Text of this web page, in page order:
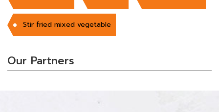
Stir fried mixed vegetable
Our Partners